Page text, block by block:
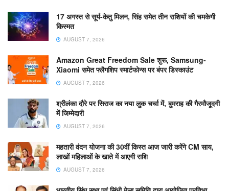
17 अगस्त से सूर्य-केतु मिलन, सिंह समेत तीन राशियों की चमकेगी
किस्मत
AUGUST 7, 2026
Amazon Great Freedom Sale शुरू, Samsung-
Xiaomi समेत फ्लैगशिप स्मार्टफोन्स पर बंपर डिस्काउंट
AUGUST 7, 2026
श्रीलंका दौरे पर सिराज का नया लुक चर्चा में, बुमराह की गैरमौजूदगी
में जिम्मेदारी
AUGUST 7, 2026
महतारी वंदन योजना की 30वीं किस्त आज जारी करेंगे CM साय,
लाखों महिलाओं के खाते में आएगी राशि
AUGUST 7, 2026